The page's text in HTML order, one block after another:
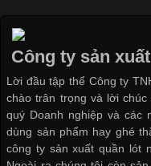
Cập
Trong những năm gần
trong những chất liệu
nhờ đặc tính mềm mại,
Không chỉ được ứng
này còn xuất hiện nhiều
Bộ sưu tập
Quần
Công ty sản
Lời đầu tập thể Công ty
chào trân trọng và lời
quý Doanh nghiệp và các
dùng sản phẩm hay ghé
công ty sản xuất quần lót